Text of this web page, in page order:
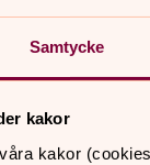
Samtycke
kakor
kakor
Tema:
dig